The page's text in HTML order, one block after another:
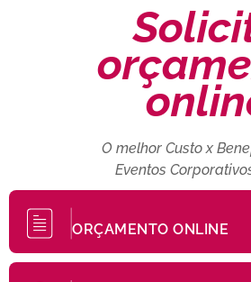
O melhor Custo x
Eventos
ORÇAMENTO ONLINE